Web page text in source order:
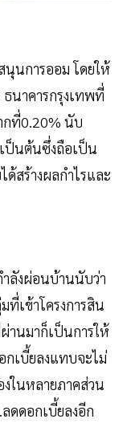
นุนการออม โดยให้
นาคารกรุงเทพที่
กที่0.20% นับ
ป็นต้นซึ่งถือเป็น
สร้างผลกำไรและ
ำลังผ่อนบ้านนับว่า
เข้าโครงการสิน
านมาก็เป็นการให้
กเบี้ยลงแทบจะไม่
งในหลายภาคส่วน
ดดอกเบี้ยลงอีก